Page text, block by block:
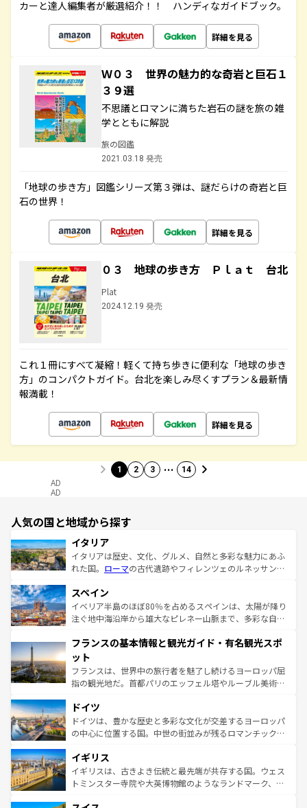
カーと達人編集者が厳選紹介！！ ハンディなガイドブック。
詳細を見る
Ｗ０３ 世界の魅力的な奇岩と巨石１
３９選
不思議とロマンに満ちた岩石の謎を旅の雑
学とともに解説
旅の図鑑
2021.03.18 発売
「地球の歩き方」図鑑シリーズ第３弾は、謎だらけの奇岩と巨
石の世界！
詳細を見る
０３ 地球の歩き方 Ｐｌａｔ 台北
Plat
2024.12.19 発売
これ１冊にすべて凝縮！軽くて持ち歩きに便利な「地球の歩き
方」のコンパクトガイド。台北を楽しみ尽くすプラン＆最新情
報満載！
詳細を見る
1 2 3 … 14
AD
AD
人気の国と地域から探す
イタリア
イタリアは歴史、文化、グルメ、自然と多彩な魅力にあふ
れた国。 ローマの古代遺跡やフィレンツェのルネッサンス
ろん、トスカーナの美しい田園風景やアマルフィ海岸の絶
景など、自然景観も見逃せない。観光の合間には、本場の
ピザやパスタなど、絶品のイタリア料理を堪能することも
ませてくれるイタリアで、忘れられない旅をしてみよう！
なお、新着のイタリア情報は
しい。
スペイン
イベリア半島のほぼ80％を占めるスペインは、太陽が降り
注ぐ地中海沿岸から雄大なピレネー山脈まで、多彩な自然
文化が根付くこの国では、情熱的なフラメンコ、熱気あふ
れる闘牛、そして美味しいタパスが生活の一部となってい
る。首都マドリードの洗練された雰囲気や、バルセロナの
アートに溢れた街角から、地方では古代ローマ遺跡や中世
せる。地方によって風土や気候が異なるスペインはその個
性で訪れる人を魅了する。 なお、新着のスペイン情報は コ
ンテンツ一覧を参照してほしい。
フランスの基本情報と観光ガイド・有名観光スポ
ット
フランスは、世界中の旅行者を魅了し続けるヨーロッパ屈
指の観光地だ。首都パリのエッフェル塔やルーブル美術館
で、幅広い魅力が詰まっている。華麗な宮殿、歴史的な大
聖堂、美しいビーチ、そして豊かな自然が、訪れる者を心
から魅了する。また、フランスは美食の国としても知ら
いる。シャンパンの発祥地であるランス、プロヴァンスの
香り高いラベンダー畑など、多彩な楽しみ方が可能だ。さ
らに、パリ以外の地域にも魅力が溢れており、どの街角に
ドイツ
ドイツは、豊かな歴史と多彩な文化が交差するヨーロッパ
の中心に位置する国。中世の街並みが残るロマンチック街
顔を持つこの国は、どこを歩いても飽きることがない。ベ
ルリンの文化的活気、バイエルン州のアルプスの絶景、そ
してライン川沿いのワイン畑といった風景は必見。ビール
イギリス
イギリスは、古きよき伝統と最先端が共存する国。ウェス
トミンスター寺院や大英博物館のようなランドマーク、歴